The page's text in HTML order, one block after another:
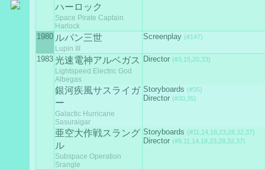
ハーロック
Space Pirate Captain
Harlock
1980 ルパン三世
Lupin III
Screenplay (#147)
1983 光速電神アルベガス
Lightspeed Electric God
Albegas
Director (#3,15,20,33)
銀河疾風サスライガ
ー
Galactic Hurricane
Sasuraigar
Storyboards (#35)
Director (#30,35)
亜空大作戦スラング
ル
Subspace Operation
Srangle
Storyboards (#11,14,18,23,28,32,37)
Director (#9,11,14,18,23,28,32,37)